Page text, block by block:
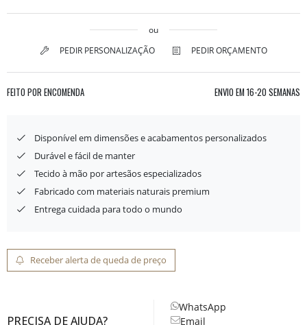
ou
PEDIR PERSONALIZAÇÃO
PEDIR ORÇAMENTO
FEITO POR ENCOMENDA ENVIO EM 16-20 SEMANAS
Disponível em dimensões e acabamentos personalizados
Durável e fácil de manter
Tecido à mão por artesãos especializados
Fabricado com materiais naturais premium
Entrega cuidada para todo o mundo
Receber alerta de queda de preço
PRECISA DE AJUDA?
WhatsApp
Email